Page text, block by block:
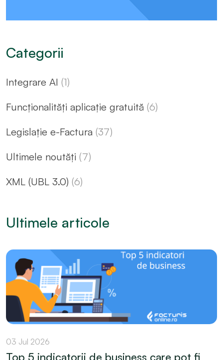
Categorii
Integrare AI (1)
Funcționalități aplicație gratuită (6)
Legislație e-Factura (37)
Ultimele noutăți (7)
XML (UBL 3.0) (6)
Ultimele articole
03 Jul 2026
Top 5 indicatorii de business care pot fi